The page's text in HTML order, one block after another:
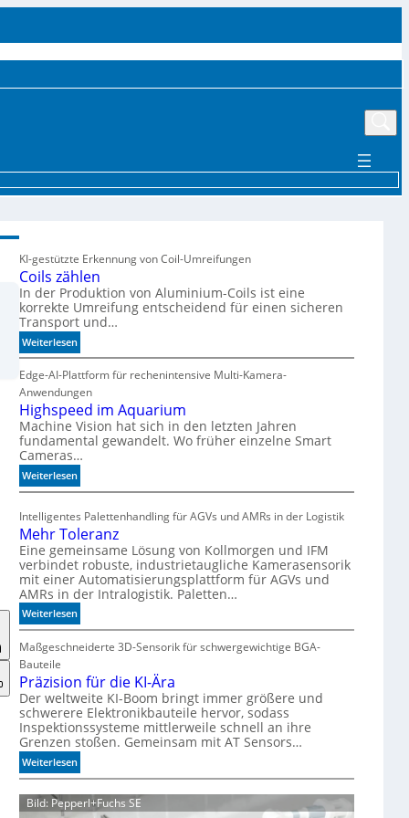
KI-gestützte Erkennung von Coil-Umreifungen
Coils zählen
In der Produktion von Aluminium-Coils ist eine
korrekte Umreifung entscheidend für einen sicheren
Transport und…
Weiterlesen:
C
o
i
l
s
z
ä
h
l
n
Edge-AI-Plattform für rechenintensive Multi-Kamera-
Anwendungen
Highspeed im Aquarium
Machine Vision hat sich in den letzten Jahren
fundamental gewandelt. Wo früher einzelne Smart
Cameras…
Weiterlesen:
H
g
h
s
p
e
e
d
m
q
u
a
r
i
u
Intelligentes Palettenhandling für AGVs und AMRs in der Logistik
Mehr Toleranz
Eine gemeinsame Lösung von Kollmorgen und IFM
verbindet robuste, industrietaugliche Kamerasensorik
mit einer Automatisierungsplattform für AGVs und
AMRs in der Intralogistik. Paletten…
Weiterlesen:
M
e
r
T
o
l
e
r
a
n
z
Maßgeschneiderte 3D-Sensorik für schwergewichtige BGA-
Bauteile
Präzision für die KI-Ära
Der weltweite KI-Boom bringt immer größere und
schwerere Elektronikbauteile hervor, sodass
Inspektionssysteme mittlerweile schnell an ihre
Grenzen stoßen. Gemeinsam mit AT Sensors…
Weiterlesen:
P
r
ä
Bild: Pepperl+Fuchs SE